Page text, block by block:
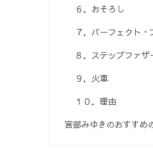
６．おそろし
７．パーフェクト・
８．ステップファ
９．火車
１０．理由
宮部みゆきのおすすめ